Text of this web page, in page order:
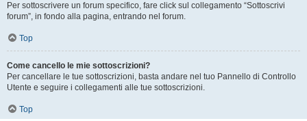
Per sottoscrivere un forum specifico, fare click sul collegamento “Sottoscrivi
forum”, in fondo alla pagina, entrando nel forum.
Top
Come cancello le mie sottoscrizioni?
Per cancellare le tue sottoscrizioni, basta andare nel tuo Pannello di Controllo
Utente e seguire i collegamenti alle tue sottoscrizioni.
Top